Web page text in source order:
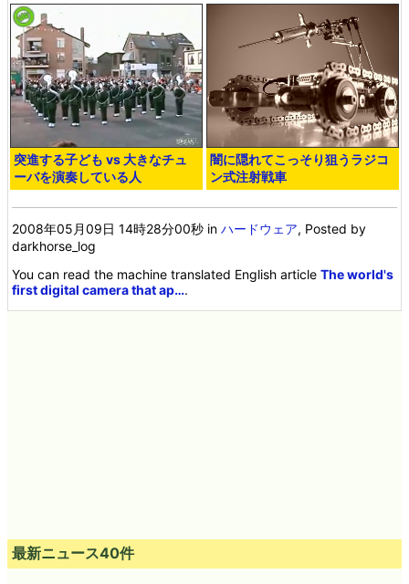
突進する子ども vs 大きなチュ
ーバを演奏している人
闇に隠れてこっそり狙うラジコ
ン式注射戦車
2008年05月09日 14時28分00秒 inハードウェア, Posted by
darkhorse_log
You can read the machine translated English articleThe world's
first digital camera that ap….
最新ニュース40件